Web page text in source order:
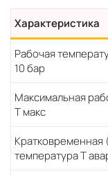
Характеристика
Рабочая
10 бар
Максимальная
Т макс
Кратковременная
температура Т